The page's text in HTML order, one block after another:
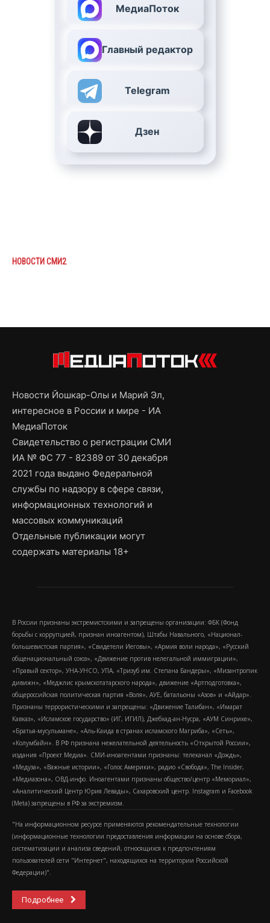
МедиаПоток
Главный редактор
Telegram
Дзен
НОВОСТИ СМИ2
Новости Йошкар-Олы и Марий Эл,
интересное в России и мире - ИА
МедиаПоток
Свидетельство о регистрации СМИ
ИА № ФС 77 - 82389 от 30 декабря
2021 года выдано Федеральной
службы по надзору в сфере связи,
информационных технологий и
массовых коммуникаций
Отдельные публикации могут
содержать материалы 18+
В России признаны экстремистскими и запрещены организации: ФБК (Фонд
борьбы с коррупцией, признан иноагентом), Штабы Навального, «Национал-
большевистская партия», «Свидетели Иеговы», «Армия воли народа», «Русский
общенациональный союз», «Движение против нелегальной иммиграции»,
«Правый сектор», УНА-УНСО, УПА, «Тризуб им. Степана Бандеры», «Мизантропик
дивижн», «Меджлис крымскотатарского народа», движение «Артподготовка»,
общероссийская политическая партия «Воля», АУЕ, батальоны «Азов» и «Айдар».
Признаны террористическими и запрещены: «Движение Талибан», «Имарат
Кавказ», «Исламское государство» (ИГ, ИГИЛ), Джебхад-ан-Нусра, «АУМ Синрике»,
«Братья-мусульмане», «Аль-Каида в странах исламского Магриба», «Сеть»,
«Колумбайн». В РФ признана нежелательной деятельность «Открытой России»,
издания «Проект Медиа». СМИ-иноагентами признаны: телеканал «Дождь»,
«Медуза», «Важные истории», «Голос Америки», радио «Свобода», The Insider,
«Медиазона», ОВД-инфо. Иноагентами признаны общество/центр «Мемориал»,
«Аналитический Центр Юрия Левады», Сахаровский центр. Instagram и Facebook
(Metа) запрещены в РФ за экстремизм.
"На информационном ресурсе применяются рекомендательные технологии
(информационные технологии предоставления информации на основе сбора,
систематизации и анализа сведений, относящихся к предпочтениям
пользователей сети "Интернет", находящихся на территории Российской
Федерации)".
Подробнее